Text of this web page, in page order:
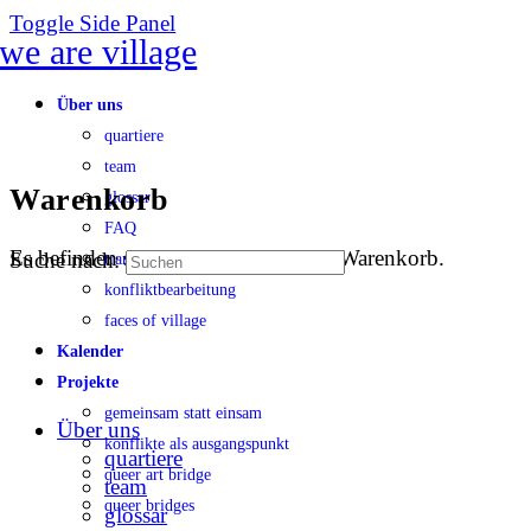
Toggle Side Panel
Über uns
quartiere
team
glossar
FAQ
transparenz
konfliktbearbeitung
faces of village
Kalender
Projekte
gemeinsam statt einsam
konflikte als ausgangspunkt
queer art bridge
queer bridges
Warenkorb
Es befinden sich keine Produkte im Warenkorb.
Suche nach:
Über uns
quartiere
team
glossar